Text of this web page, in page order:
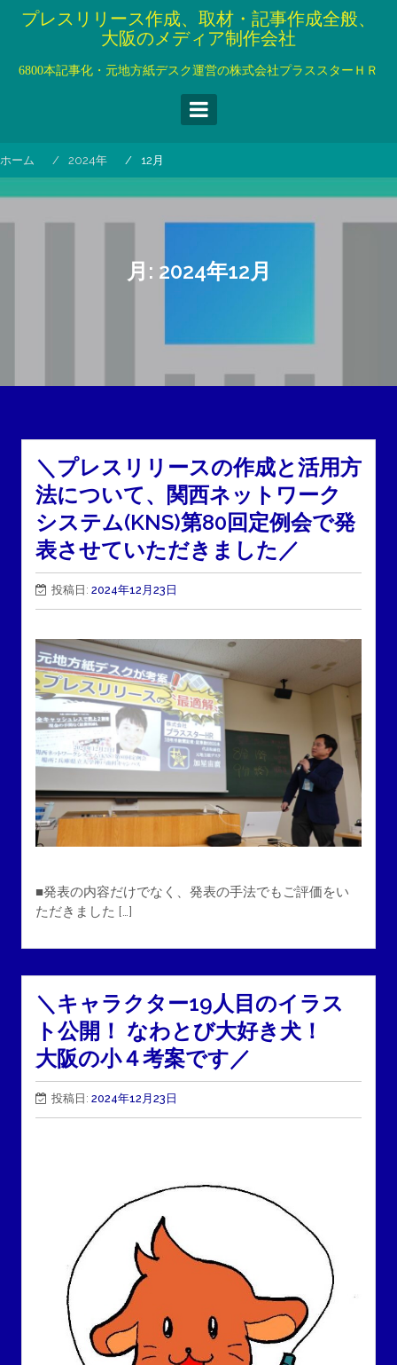
ッ
プレスリリース作成、取材・記事作成全般、
大阪のメディア制作会社
6800本記事化・元地方紙デスク運営の株式会社プラススターＨＲ
ホーム 2024年 12月
月: 2024年12月
＼プレスリリースの作成と活用方
法について、関西ネットワーク
システム(KNS)第80回定例会で発
表させていただきました／
投稿日: 2024年12月23日
■発表の内容だけでなく、発表の手法でもご評価をい
ただきました […]
＼キャラクター19人目のイラス
ト公開！ なわとび大好き犬！
大阪の小４考案です／
投稿日: 2024年12月23日